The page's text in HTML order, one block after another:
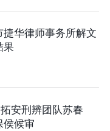
华律师事务所解文
果
安刑辨团队苏春
侯候审